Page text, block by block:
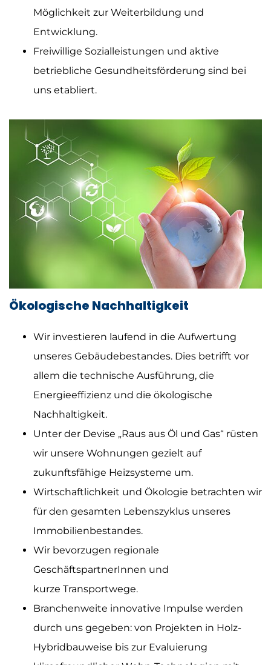
Möglichkeit zur Weiterbildung und
Entwicklung.
Freiwillige Sozialleistungen und aktive
betriebliche Gesundheitsförderung sind bei
uns etabliert.
Ökologische Nachhaltigkeit
Wir investieren laufend in die Aufwertung
unseres Gebäudebestandes. Dies betrifft vor
allem die technische Ausführung, die
Energieeffizienz und die ökologische
Nachhaltigkeit.
Unter der Devise „Raus aus Öl und Gas“ rüsten
wir unsere Wohnungen gezielt auf
zukunftsfähige Heizsysteme um.
Wirtschaftlichkeit und Ökologie betrachten wir
für den gesamten Lebenszyklus unseres
Immobilienbestandes.
Wir bevorzugen regionale
GeschäftspartnerInnen und
kurze Transportwege.
Branchenweite innovative Impulse werden
durch uns gegeben: von Projekten in Holz-
Hybridbauweise bis zur Evaluierung